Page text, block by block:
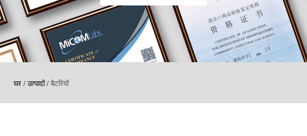
घर / उत्पादों/ बैटरियों